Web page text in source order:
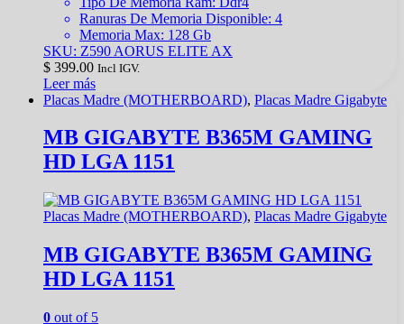
Ranuras De Memoria Disponible: 4
Memoria Max: 128 Gb
SKU: Z590 AORUS ELITE AX
$ 399.00 Incl IGV.
Leer más
Placas Madre (MOTHERBOARD), Placas Madre Gigabyte
MB GIGABYTE B365M GAMING
HD LGA 1151
Placas Madre (MOTHERBOARD), Placas Madre Gigabyte
MB GIGABYTE B365M GAMING
HD LGA 1151
0 out of 5